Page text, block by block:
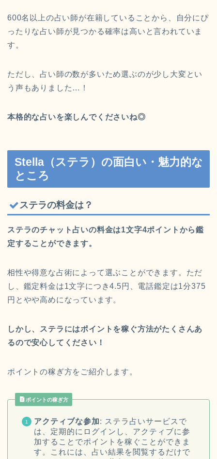
600名以上の占い師が在籍していることから、自分にぴ
ったりな占い師が見つかる確率は高いと言われていま
す。
ただし、占い師の数が多いため選ぶのが少し大変とい
う声もありました…！
本格的な占いを楽しんでくださいね◎
Stella（ステラ）の面白い・魅力的な
ところ
ステラの料金は？
ステラのチャット占いの料金は1文字4ポイント から鑑
定することができます。
相性や得意な占術によって選ぶことができます。ただ
し、鑑定料金は1文字につき4.5円、電話鑑定は1分375
円とやや高めになっています。
しかし、ステラにはポイントを稼ぐ方法がたくさんあ
るので安心してください！
ポイントの稼ぎ方をご紹介します。
ポイントの稼ぎ方
アクティブな参加: ステラ占いサービスで
は、定期的にログインし、アクティブに参
加することでポイントを稼ぐことができま
す。これには、占い結果を閲覧するだけで